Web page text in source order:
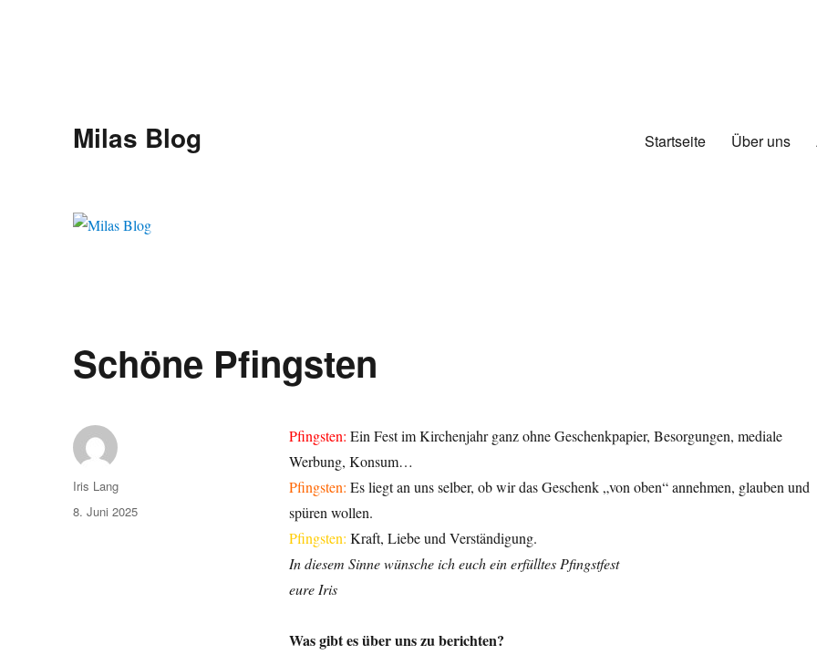
Milas Blog Startseite Über uns
Schöne Pfingsten
Pfingsten: Ein Fest im Kirchenjahr ganz ohne Geschenkpapier, Besorgungen, mediale
Werbung, Konsum…
Pfingsten: Es liegt an uns selber, ob wir das Geschenk „von oben“ annehmen, glauben und
spüren wollen.
Pfingsten: Kraft, Liebe und Verständigung.
In diesem Sinne wünsche ich euch ein erfülltes Pfingstfest
eure Iris
Was gibt es über uns zu berichten?
Autor
Iris Lang
Veröffentlicht
8. Juni 2025